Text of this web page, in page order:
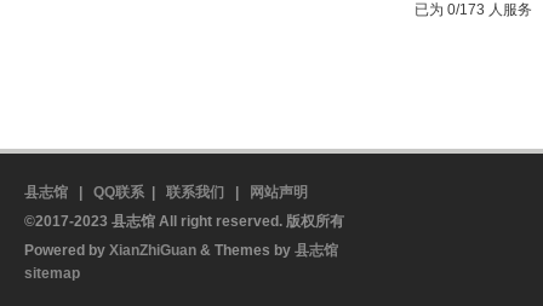
已为 0/173 人服务
县志馆 QQ联系 联系我们
网站声明
©2017-2023 县志馆 All right reserved. 版权所有
Powered by XianZhiGuan & Themes by 县志馆
sitemap